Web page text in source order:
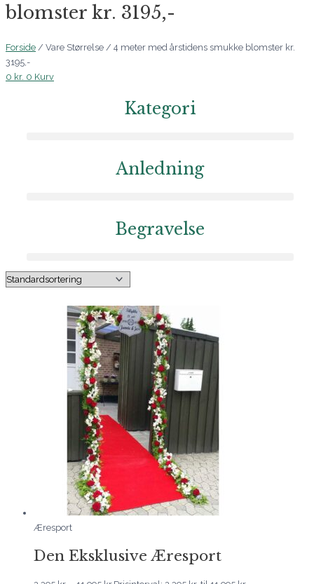
blomster kr. 3195,-
Forside / Vare Størrelse / 4 meter med årstidens smukke blomster kr.
3195,-
0 kr. 0 Kurv
Kategori
Anledning
Begravelse
Æresport
Den Eksklusive Æresport